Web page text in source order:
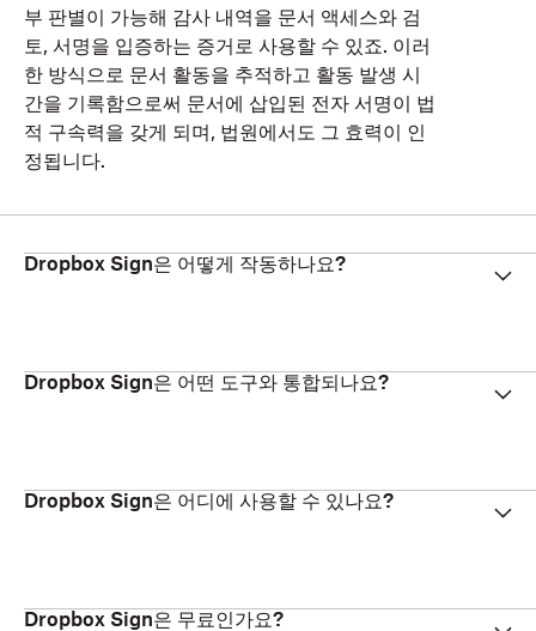
부 판별이 가능해 감사 내역을 문서 액세스와 검
토, 서명을 입증하는 증거로 사용할 수 있죠. 이러
한 방식으로 문서 활동을 추적하고 활동 발생 시
간을 기록함으로써 문서에 삽입된 전자 서명이 법
적 구속력을 갖게 되며, 법원에서도 그 효력이 인
정됩니다.
Dropbox Sign은 어떻게 작동하나요?
Dropbox Sign은 어떤 도구와 통합되나요?
Dropbox Sign은 어디에 사용할 수 있나요?
Dropbox Sign은 무료인가요?